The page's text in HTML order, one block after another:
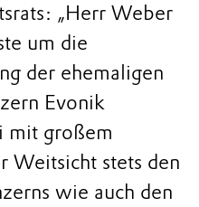
„Herr Weber
um die
der ehemaligen
Evonik
mit großem
Weitsicht stets den
wie auch den